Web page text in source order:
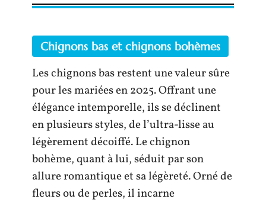
Chignons bas et chignons bohèmes
Les chignons bas restent une valeur sûre
pour les mariées en 2025. Offrant une
élégance intemporelle, ils se déclinent
en plusieurs styles, de l’ultra-lisse au
légèrement décoiffé. Le chignon
bohème, quant à lui, séduit par son
allure romantique et sa légèreté. Orné de
fleurs ou de perles, il incarne